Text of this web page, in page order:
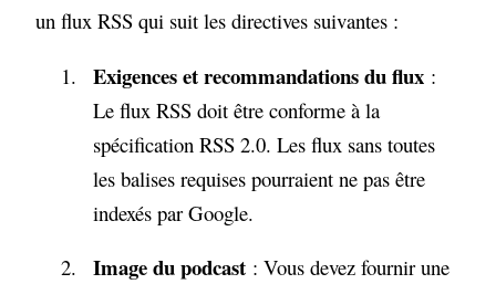
un flux RSS qui suit les directives suivantes :
Exigences et recommandations du flux:
Le flux RSS doit être conforme à la
spécification RSS 2.0. Les flux sans toutes
les balises requises pourraient ne pas être
indexés par Google.
Image du podcast: Vous devez fournir une